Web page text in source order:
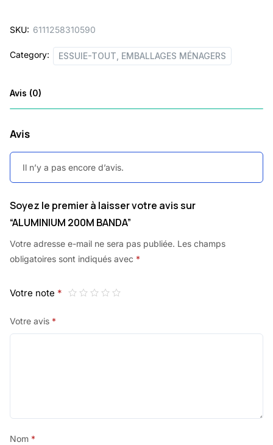
SKU: 6111258310590
Category: ESSUIE-TOUT, EMBALLAGES MÉNAGERS
Avis (0)
Avis
Il n’y a pas encore d’avis.
Soyez le premier à laisser votre avis sur
“ALUMINIUM 200M BANDA”
Votre adresse e-mail ne sera pas publiée. Les champs
obligatoires sont indiqués avec *
Votre note *
Votre avis *
Nom *